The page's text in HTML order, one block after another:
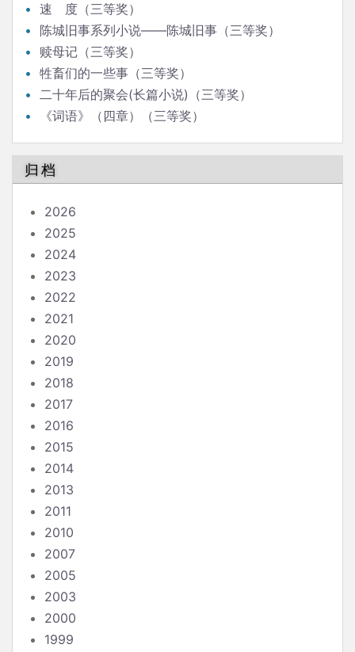
速 度（三等奖）
陈城旧事系列小说——陈城旧事（三等奖）
赎母记（三等奖）
牲畜们的一些事（三等奖）
二十年后的聚会(长篇小说)（三等奖）
《词语》（四章）（三等奖）
归档
2026
2025
2024
2023
2022
2021
2020
2019
2018
2017
2016
2015
2014
2013
2011
2010
2007
2005
2003
2000
1999